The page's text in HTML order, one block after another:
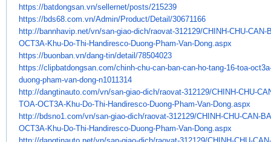
https://batdongsan.vn/sellernet/posts/215239
https://bds68.com.vn/Admin/Product/Detail/30671166
http://bannhavip.net/vn/san-giao-dich/raovat-312129/CHINH-CHU-CAN-
OCT3A-Khu-Do-Thi-Handiresco-Duong-Pham-Van-Dong.aspx
https://buonban.vn/dang-tin/detail/78504023
https://clipbatdongsan.com/chinh-chu-can-ban-can-ho-tang-16-toa-
duong-pham-van-dong-n1011314
http://dangtinauto.com/vn/san-giao-dich/raovat-312129/CHINH-CHU-
TOA-OCT3A-Khu-Do-Thi-Handiresco-Duong-Pham-Van-Dong.aspx
http://bdsno1.com/vn/san-giao-dich/raovat-312129/CHINH-CHU-CAN-
OCT3A-Khu-Do-Thi-Handiresco-Duong-Pham-Van-Dong.aspx